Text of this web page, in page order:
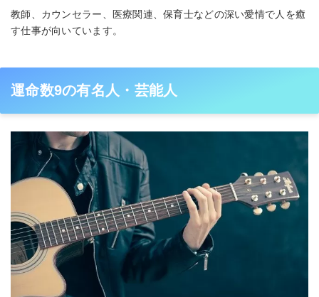
教師、カウンセラー、医療関連、保育士などの深い愛情で人を癒
す仕事が向いています。
運命数9の有名人・芸能人